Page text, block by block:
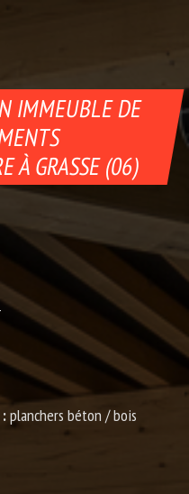
IMMEUBLE DE
À GRASSE (06)
planchers béton / bois